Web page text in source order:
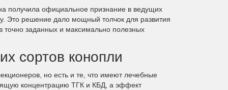
получила официальное признание в ведущих
Это решение дало мощный толчок для развития
точно заданных и максимально полезных
сортов конопли
но есть и те, что имеют лечебные
концентрацию ТГК и КБД, а эффект